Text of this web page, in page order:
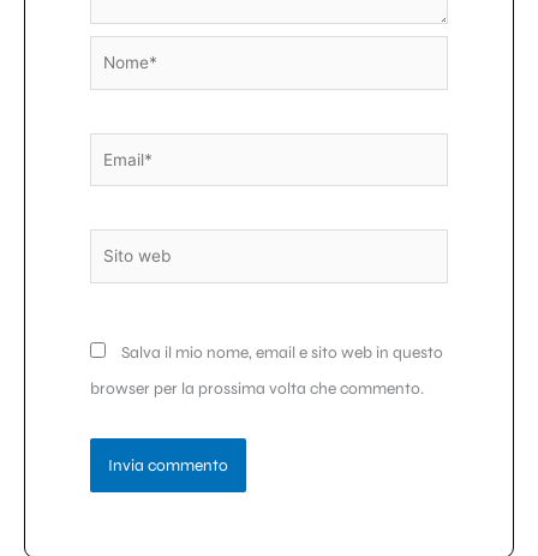
Nome*
Email*
Sito
web
Salva il mio nome, email e sito web in questo
browser per la prossima volta che commento.